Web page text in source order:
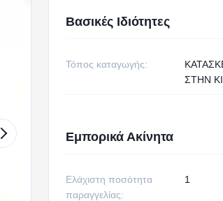
Βασικές Ιδιότητες
Τόπος καταγωγής:
ΣΤΗΝ
Εμπορικά Ακίνητα
Ελάχιστη ποσότητα
παραγγελίας:
1